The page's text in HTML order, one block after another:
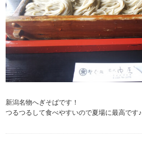
新潟名物へぎそばです！
つるつるして食べやすいので夏場に最高です♪